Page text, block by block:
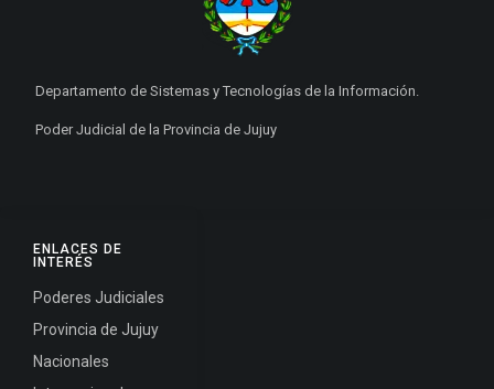
ENLACES DE
INTERÉS
Poderes Judiciales
Provincia de Jujuy
Nacionales
Departamento de Sistemas y Tecnologías de la Información.
Poder Judicial de la Provincia de Jujuy